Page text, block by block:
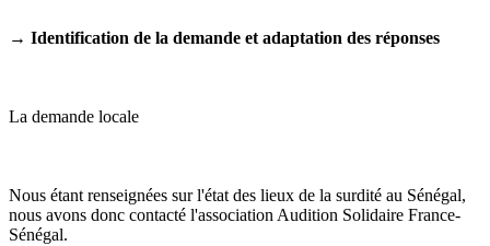
→ Identification de la demande et adaptation des réponses
La demande locale
Nous étant renseignées sur l'état des lieux de la surdité au Sénégal,
nous avons donc contacté l'association Audition Solidaire France-
Sénégal.